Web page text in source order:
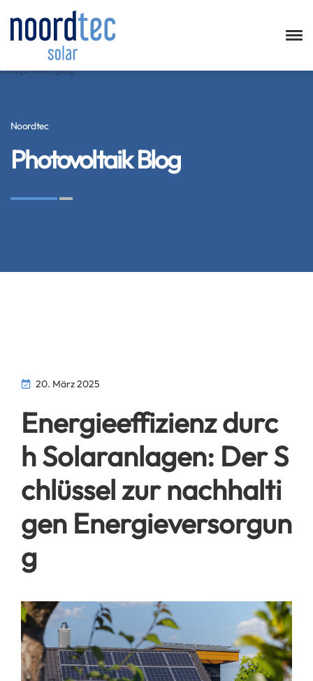
Noordtec
Photovoltaik Blog
20. März 2025
Energieeffizienz durc
h Solaranlagen: Der S
chlüssel zur nachhalti
gen Energieversorgun
g